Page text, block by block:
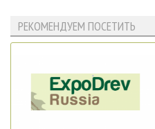
РЕКОМЕНДУЕМ ПОСЕТИТЬ